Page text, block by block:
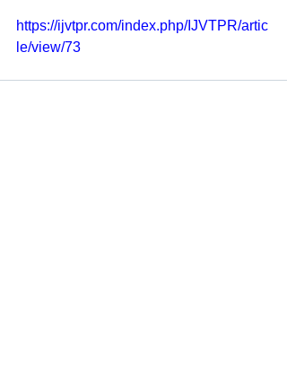
https://ijvtpr.com/index.php/IJVTPR/artic
le/view/73